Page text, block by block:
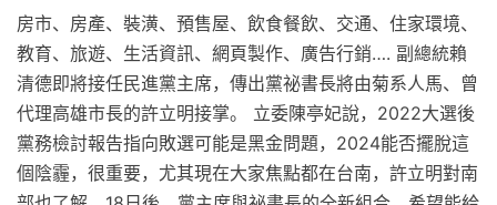
房市、房產、裝潢、預售屋、飲食餐飲、交通、住家環境、
教育、旅遊、生活資訊、網頁製作、廣告行銷…. 副總統賴
清德即將接任民進黨主席，傳出黨祕書長將由菊系人馬、曾
代理高雄市長的許立明接掌。 立委陳亭妃說，2022大選後
黨務檢討報告指向敗選可能是黑金問題，2024能否擺脫這
個陰霾，很重要，尤其現在大家焦點都在台南，許立明對南